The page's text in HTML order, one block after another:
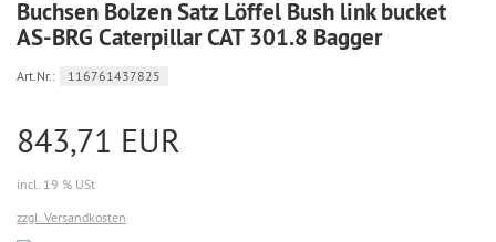
Buchsen Bolzen Satz Löffel Bush link bucket
AS-BRG Caterpillar CAT 301.8 Bagger
Art.Nr.: 116761437825
843,71 EUR
incl. 19 % USt
zzgl. Versandkosten